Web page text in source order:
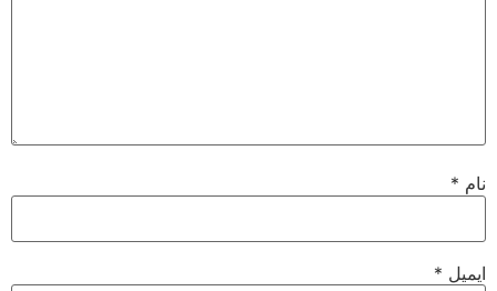
نام*
ایمیل*